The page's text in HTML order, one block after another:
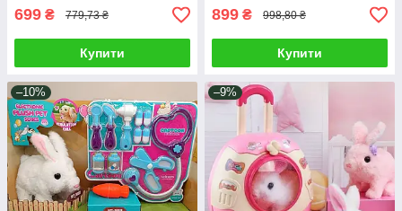
699 ₴ 779,73 ₴
Купити
899 ₴ 998,80 ₴
Купити
–10% –9%